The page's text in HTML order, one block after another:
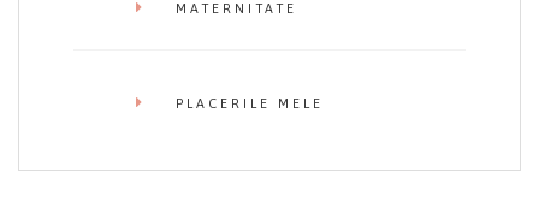
MATERNITATE
PLACERILE MELE